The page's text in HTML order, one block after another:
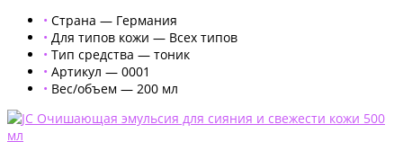
• Страна — Германия
• Для типов кожи — Всех типов
• Тип средства — тоник
• Артикул — 0001
• Вес/объем — 200 мл